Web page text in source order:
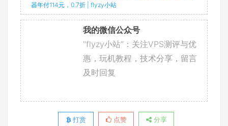
器年付114元，0.7折 | flyzy小站
我的微信公众号
"flyzy小站"：关注VPS测评与优
惠，玩机教程，技术分享，留言
及时回复
打赏 点赞 分享